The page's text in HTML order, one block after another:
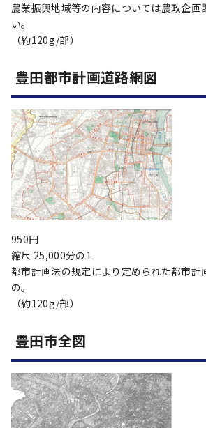
農業振興地域等の内容については農政企画
い。
（約120g/部）
豊田都市計画道路網図
950円
縮尺 25,000分の1
都市計画法の規定により定められた都市計
の。
（約120g/部）
豊田市全図